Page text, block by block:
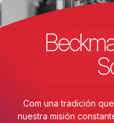
Com una tradición
nuestra misión